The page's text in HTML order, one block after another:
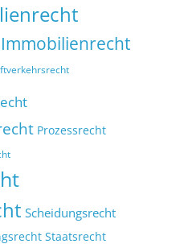
Immobilienrecht
Prozessrecht
Scheidungsrecht
Staatsrecht